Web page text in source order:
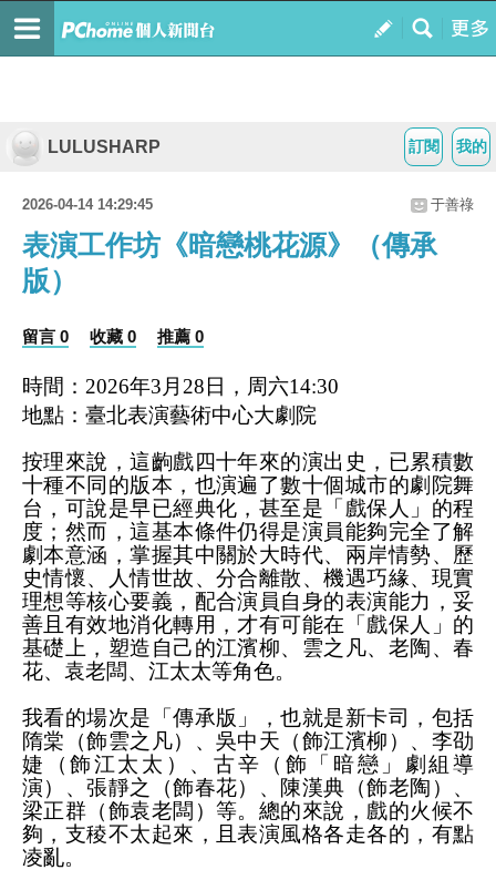
我的
訂閱
LULUSHARP
2026-04-14 14:29:45 于善祿
表演工作坊《暗戀桃花源》（傳承
版）
留言 0 收藏 0 推薦 0
時間： 2026年3 月 28 日，周六14:30
地點：臺北表演藝術中心大劇院
按理來說，這齣戲四十年來的演出史，已累積數
十種不同的版本，也演遍了數十個城市的劇院舞
台，可說是早已經典化，甚至是「戲保人」的程
度；然而，這基本條件仍得是演員能夠完全了解
劇本意涵，掌握其中關於大時代、兩岸情勢、歷
史情懷、人情世故、分合離散、機遇巧緣、現實
理想等核心要義，配合演員自身的表演能力，妥
善且有效地消化轉用，才有可能在「戲保人」的
基礎上，塑造自己的江濱柳、雲之凡、老陶、春
花、袁老闆、江太太等角色。
我看的場次是「傳承版」，也就是新卡司，包括
隋棠（飾雲之凡）、吳中天（飾江濱柳）、李劭
婕（飾江太太）、古辛（飾「暗戀」劇組導
演）、張靜之（飾春花）、陳漢典（飾老陶）、
梁正群（飾袁老闆）等。總的來說，戲的火候不
夠，支稜不太起來，且表演風格各走各的，有點
凌亂。